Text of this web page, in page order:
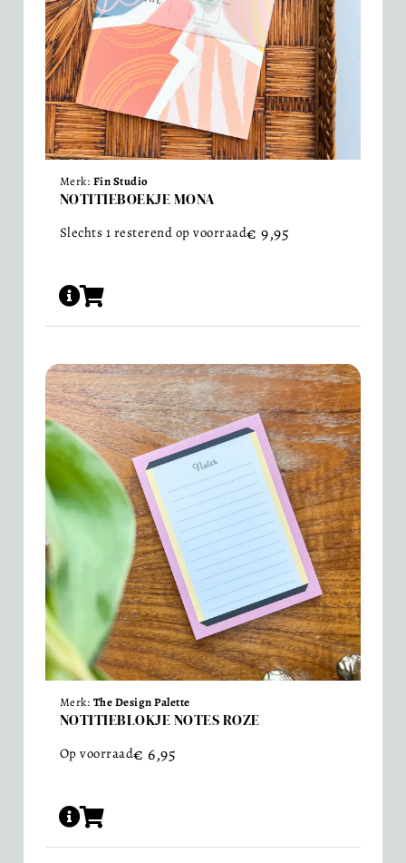
Merk: Fin Studio
NOTITIEBOEKJE MONA
Slechts 1 resterend op voorraad€ 9,95
Merk: The Design Palette
NOTITIEBLOKJE NOTES ROZE
Op voorraad€ 6,95